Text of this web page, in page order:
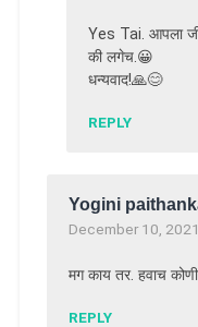
Yes Tai. आपला
की लगेच.😀
धन्यवाद!🙏😊
REPLY
Yogini
December 10,
मग काय तर. हवाच
REPLY